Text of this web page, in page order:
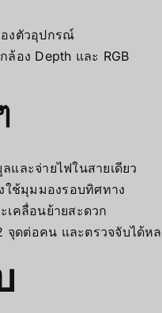
งตัวอุปกรณ์
อง Depth และ RGB
ละจ่ายไฟในสายเดียว
ใช้มุมมองรอบทิศทาง
คลื่อนย้ายสะดวก
จุดต่อคน และตรวจจับได้